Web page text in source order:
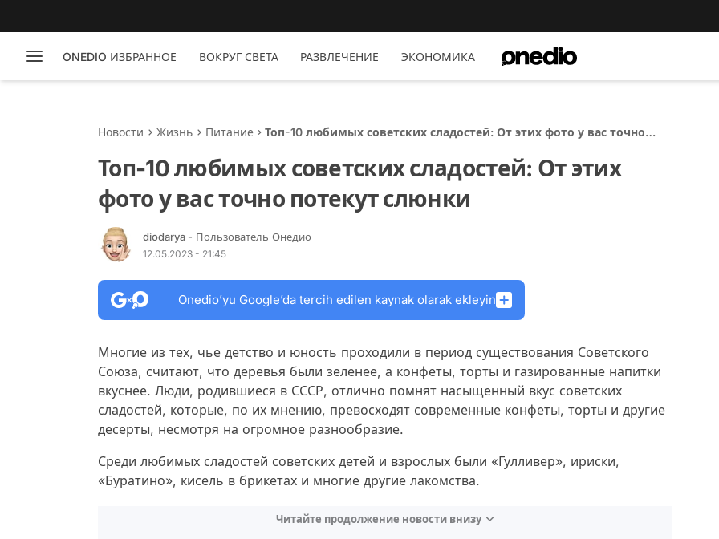
ONEDIO ИЗБРАННОЕ ВОКРУГ СВЕТА РАЗВЛЕЧЕНИЕ ЭКОНОМИКА
Новости Жизнь Питание
Топ-10 любимых советских сладостей: От этих фото у вас точно
Топ-10 любимых советских сладостей: От этих
фото у вас точно потекут слюнки
diodarya - Пользователь Онедио
12.05.2023 - 21:45
Onedio’yu Google’da tercih edilen kaynak olarak ekleyin
Многие из тех, чье детство и юность проходили в период существования Советского
Союза, считают, что деревья были зеленее, а конфеты, торты и газированные напитки
вкуснее. Люди, родившиеся в СССР, отлично помнят насыщенный вкус советских
сладостей, которые, по их мнению, превосходят современные конфеты, торты и другие
десерты, несмотря на огромное разнообразие.
Среди любимых сладостей советских детей и взрослых были «Гулливер», ириски,
«Буратино», кисель в брикетах и многие другие лакомства.
Читайте продолжение новости внизу